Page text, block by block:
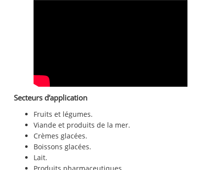
Secteurs d’application
Fruits et légumes.
Viande et produits de la mer.
Crèmes glacées.
Boissons glacées.
Lait.
Produits pharmaceutiques.